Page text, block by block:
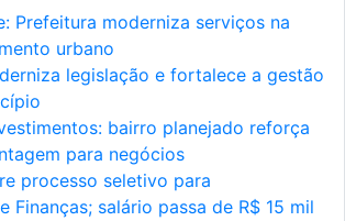
Prefeitura moderniza serviços na
urbano
legislação e fortalece a gestão
bairro planejado reforça
para negócios
processo seletivo para
Finanças; salário passa de R$ 15 mil